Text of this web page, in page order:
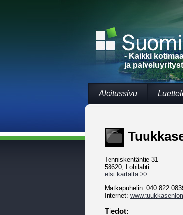
- Kaikki
ja
Aloitussivu
Tenniskentäntie 31
58620, Lohilahti
etsi kartalta >>
Matkapuhelin: 040 822
Internet:
Tiedot: